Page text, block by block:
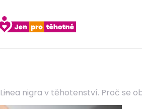
Linea nigra v těhotenství. Proč se